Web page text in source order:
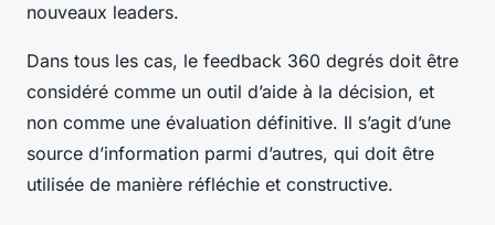
nouveaux leaders.
Dans tous les cas, le feedback 360 degrés doit être
considéré comme un outil d’aide à la décision, et
non comme une évaluation définitive. Il s’agit d’une
source d’information parmi d’autres, qui doit être
utilisée de manière réfléchie et constructive.